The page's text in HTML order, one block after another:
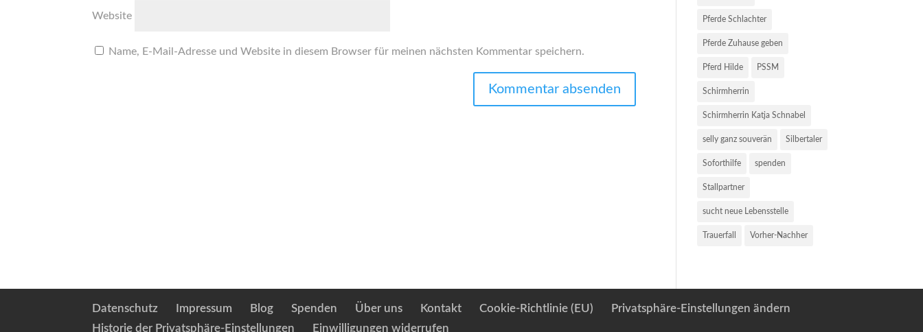
Website
Name, E-Mail-Adresse und Website in diesem Browser für meinen nächsten Kommentar speichern.
Pferde Schlachter
Pferde Zuhause geben
Pferd Hilde PSSM
Schirmherrin
Schirmherrin Katja Schnabel
selly ganz souverän Silbertaler
Soforthilfe spenden
Stallpartner
sucht neue Lebensstelle
Trauerfall Vorher-Nachher
Datenschutz Impressum Blog Spenden Über uns Kontakt Cookie-Richtlinie (EU)
Privatsphäre-Einstellungen ändern
Historie der Privatsphäre-Einstellungen
Einwilligungen widerrufen